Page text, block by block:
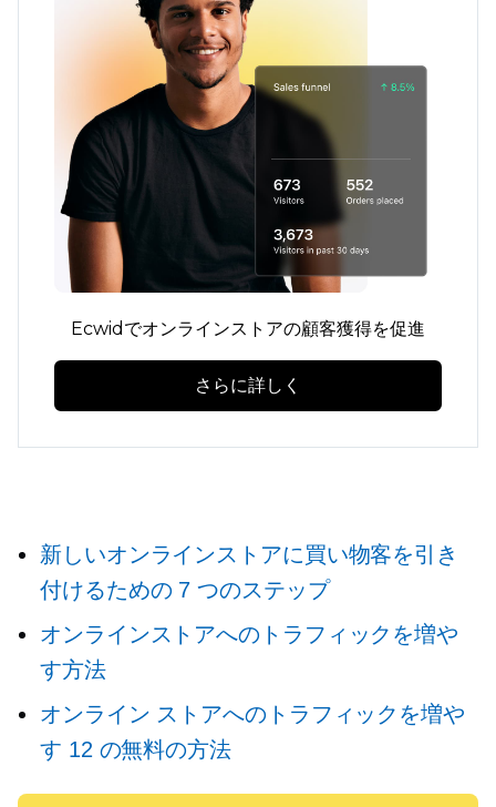
Ecwidでオンラインストアの顧客獲得を促進
さらに詳しく
新しいオンラインストアに買い物客を引き
付けるための 7 つのステップ
オンラインストアへのトラフィックを増や
す方法
オンライン ストアへのトラフィックを増や
す 12 の無料の方法